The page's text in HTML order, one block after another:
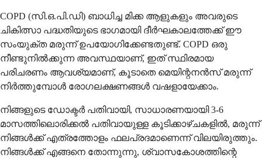
COPD (സി.ഒ.പി.ഡി) ബാധിച്ച മിക്ക ആളുകളും അവരുടെ
ചികിത്സാ പദ്ധതിയുടെ ഭാഗമായി ദീർഘകാലത്തേക്ക് ഈ
സംയുക്ത മരുന്ന് ഉപയോഗിക്കേണ്ടതുണ്ട്. COPD ഒരു
നീണ്ടുനിൽക്കുന്ന അവസ്ഥയാണ്, ഇത് സ്ഥിരമായ
പരിചരണം ആവശ്യമാണ്, കൂടാതെ മെയിന്റനൻസ് മരുന്ന്
നിർത്തുമ്പോൾ രോഗലക്ഷണങ്ങൾ വഷളായേക്കാം.
നിങ്ങളുടെ ഡോക്ടർ പതിവായി, സാധാരണയായി 3-6
മാസത്തിലൊരിക്കൽ പതിവായുള്ള കൂടിക്കാഴ്ചകളിൽ, മരുന്ന്
നിങ്ങൾക്ക് എത്രത്തോളം ഫലപ്രദമാണെന്ന് വിലയിരുത്തും.
നിങ്ങൾക്ക് എങ്ങനെ തോന്നുന്നു, ശ്വാസകോശത്തിന്റെ